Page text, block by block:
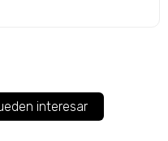
interesar